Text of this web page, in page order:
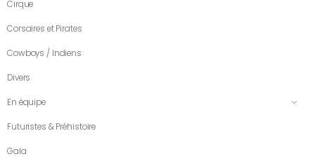
Cirque
Corsaires et Pirates
Cowboys / Indiens
Divers
En équipe
Futuristes & Préhistoire
Gala